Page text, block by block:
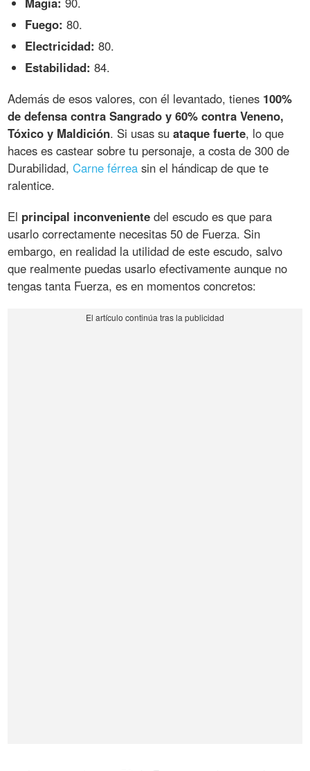
Fuego: 80.
Electricidad: 80.
Estabilidad: 84.
Además de esos valores, con él levantado, tienes 100%
de defensa contra Sangrado y 60% contra Veneno,
Tóxico y Maldición. Si usas suataque fuerte, lo que
haces es castear sobre tu personaje, a costa de 300 de
Durabilidad,Carne férrea sin el hándicap de que te
ralentice.
El principal inconveniente del escudo es que para
usarlo correctamente necesitas 50 de Fuerza. Sin
embargo, en realidad la utilidad de este escudo, salvo
que realmente puedas usarlo efectivamente aunque no
tengas tanta Fuerza, es en momentos concretos: